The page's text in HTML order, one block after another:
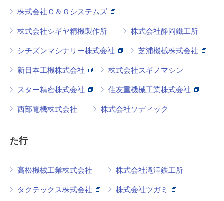
株式会社Ｃ＆Ｇシステムズ
株式会社シギヤ精機製作所 株式会社静岡鐵工所
シチズンマシナリー株式会社 芝浦機械株式会社
新日本工機株式会社 株式会社スギノマシン
スター精密株式会社 住友重機械工業株式会社
西部電機株式会社 株式会社ソディック
た行
高松機械工業株式会社 株式会社滝澤鉄工所
タクテックス株式会社 株式会社ツガミ